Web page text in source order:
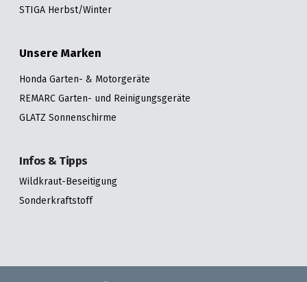
STIGA Herbst/Winter
Unsere Marken
Honda Garten- & Motorgeräte
REMARC Garten- und Reinigungsgeräte
GLATZ Sonnenschirme
Infos & Tipps
Wildkraut-Beseitigung
Sonderkraftstoff